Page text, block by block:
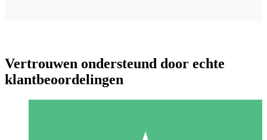
Vertrouwen ondersteund door echte
klantbeoordelingen